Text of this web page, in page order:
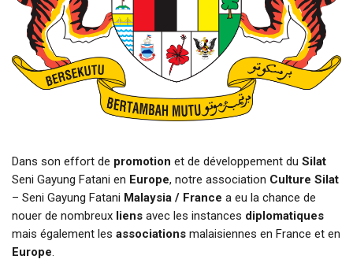
Dans son effort de promotion et de développement du Silat
Seni Gayung Fatani en Europe, notre association Culture Silat
– Seni Gayung Fatani Malaysia / France a eu la chance de
nouer de nombreux liens avec les instances diplomatiques
mais également les associations malaisiennes en France et en
Europe.